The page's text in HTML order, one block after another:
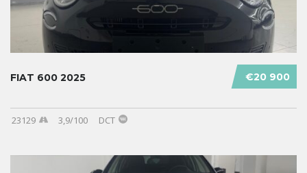
€20 900
FIAT 600 2025
23129 3,9/100 DCT